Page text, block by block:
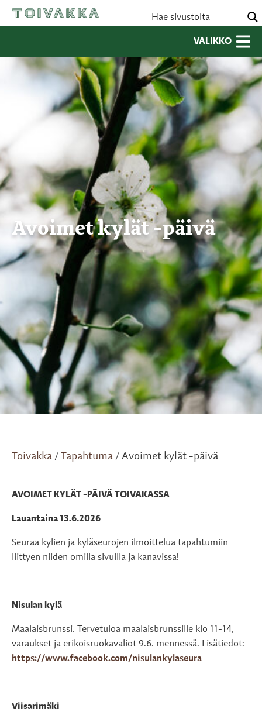
VALIKKO
Avoimet kylät -päivä
Toivakka / Tapahtuma / Avoimet kylät -päivä
AVOIMET KYLÄT-PÄIVÄ TOIVAKASSA
Lauantaina 13.6.2026
Seuraa kylien ja kyläseurojen ilmoittelua tapahtumiin
liittyen niiden omilla sivuilla ja kanavissa!
Nisulan kylä
Maalaisbrunssi. Tervetuloa maalaisbrunssille klo 11-14,
varaukset ja erikoisruokavaliot 9.6. mennessä. Lisätiedot:
https://www.facebook.com/nisulankylaseura
Viisarimäki